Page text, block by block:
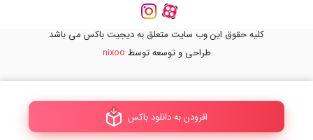
افزودن به دانلود باکس
کلیه حقوق این وب سایت متعلق به دیجیت باکس می باشد
طراحی و توسعه توسط nixoo